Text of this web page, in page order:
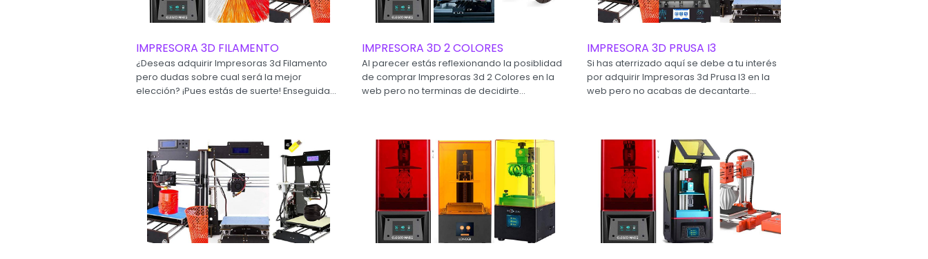
IMPRESORA 3D FILAMENTO
¿Deseas adquirir Impresoras 3d Filamento
pero dudas sobre cual será la mejor
elección? ¡Pues estás de suerte! Enseguida...
IMPRESORA 3D 2 COLORES
Al parecer estás reflexionando la posiblidad
de comprar Impresoras 3d 2 Colores en la
web pero no terminas de decidirte...
IMPRESORA 3D PRUSA I3
Si has aterrizado aquí se debe a tu interés
por adquirir Impresoras 3d Prusa I3 en la
web pero no acabas de decantarte...